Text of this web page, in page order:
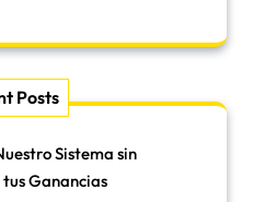
Posts
Sistema sin
Ganancias